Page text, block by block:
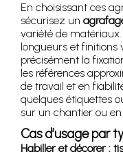
En choisissant ces
sécurisez un
variété de
longueurs et finitions
précisément la
les références
de travail et en
quelques étiquettes
sur un chantier ou en
Cas d’usage par
Habiller et décorer :